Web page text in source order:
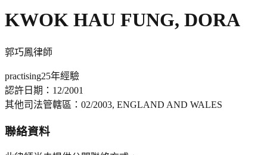
KWOK HAU FUNG, DORA
郭巧鳳律師
practising25年經驗
認許日期： 12/2001
其他司法管轄區： 02/2003, ENGLAND AND WALES
聯絡資料